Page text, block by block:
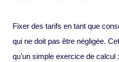
Fixer des tarifs en tant que
qui ne doit pas être négligée.
qu’un simple exercice de